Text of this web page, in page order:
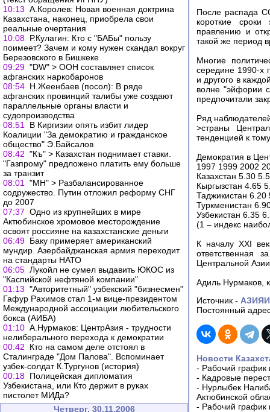
10:13 А.Королев: Новая военная доктрина
Казахстана, наконец, приобрела свои
реальные очертания
10:08 Р.Кулагин: Кто с "БАБы" пользу
поимеет? Зачем и кому нужен скандал вокруг
Березовского в Бишкеке
09:29 "DW" > ООН составляет список
афганских наркобаронов
08:54 Н.Жеенбаев (посол): В ряде
афганских провинций талибы уже создают
параллельные органы власти и
судопроизводства
08:51
В Киргизии опять избит лидер
Коалиции "За демократию и гражданское
общество" Э.Байсалов
08:42 "Къ" > Казахстан поднимает ставки.
"Газпрому" предложено платить ему больше
за транзит
08:01
"МН" > Разбалансированное
содружество. Путин отложил реформу СНГ
до 2007
07:37 Одно из крупнейших в мире
Актюбинское хромовое месторождение
освоят россияне на казахстанские деньги
06:49 Баку примеряет американский
мундир. Азербайджанская армия переходит
на стандарты НАТО
06:05 Лукойл не сумел выдавить ЮКОС из
"Каспийской нефтяной компании"
01:13 "Авторитетный" узбекский "бизнесмен"
Гафур Рахимов стал 1-м вице-президентом
Международной ассоциации любительского
бокса (АИБА)
01:10 А.Нурмаков: ЦентрАзия - трудности
нелиберального перехода к демократии
00:42
Кто на самом деле отстоял в
Сталинграде "Дом Палова". Вспоминает
узбек-солдат К.Тургунов (история)
00:18 Полицейская дипломатия
Узбекистана, или Кто держит в руках
пистолет МИДа?
Четверг, 30.11.2006
После распада
короткие
правлению и
такой же период
Многие
середине 1990-х
и другого в
волне "эйфории
предпочитали
Ряд
>страны
тенденцией к
Демократия в
1997 1999 2002
Казахстан 5.30
Кыргызстан 4.65
Таджикистан
Туркменистан
Узбекистан 6.35
(1 – индекс
К началу XXI
ответственная
Центральной
Адиль Нурмаков,
Источник -
Постоянный
Новости
- Рабочий график
- Кадровые
- Нурлыбек
Актюбинской
- Рабочий график